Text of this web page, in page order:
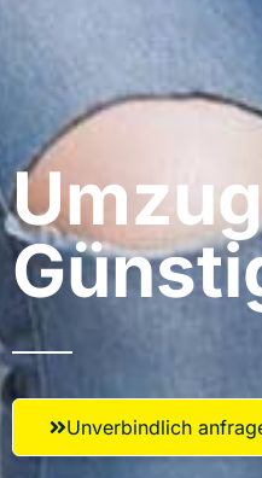
Unverbindlich